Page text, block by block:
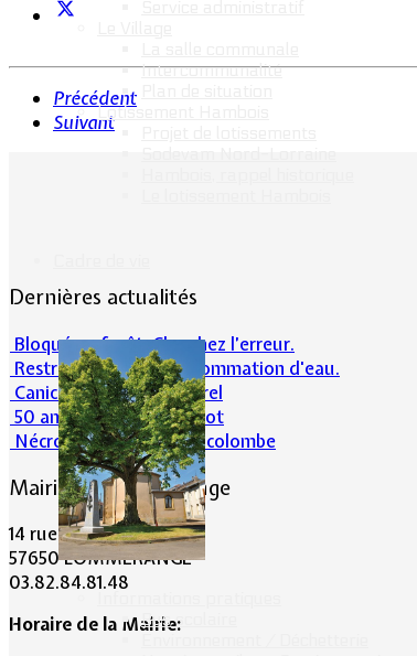
Intercommunalité
Lotissement Hambois
Bus scolaire
Précédent
Suivant
Dernières actualités
Bloqué en forêt. Cherchez l’erreur.
Restrictions sur la consommation d'eau.
Canicule et milieu naturel
50 ans d’histoires de foot
Nécrologie : Norbert Lacolombe
Mairie de Lommerange
14 rue Maréchal Joffre
57650 LOMMERANGE
03.82.84.81.48
Horaire de la Mairie: